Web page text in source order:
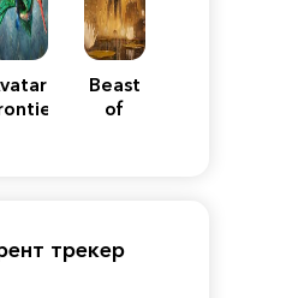
Beast
of
трекер